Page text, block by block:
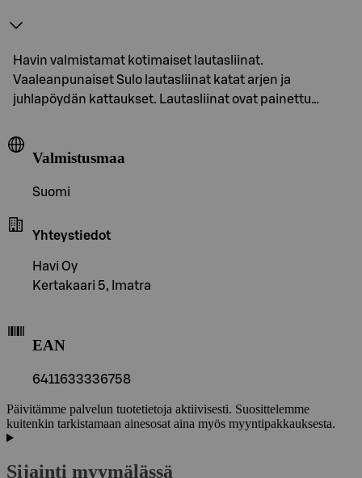
Havin valmistamat kotimaiset lautasliinat.
Vaaleanpunaiset Sulo lautasliinat katat arjen ja
juhlapöydän kattaukset. Lautasliinat ovat painettu…
Valmistusmaa
Suomi
Yhteystiedot
Havi Oy
Kertakaari 5, Imatra
EAN
6411633336758
Päivitämme palvelun tuotetietoja aktiivisesti. Suosittelemme
kuitenkin tarkistamaan ainesosat aina myös myyntipakkauksesta.
Sijainti myymälässä